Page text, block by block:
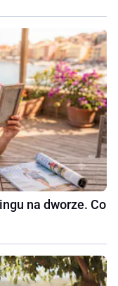
na dworze. Co